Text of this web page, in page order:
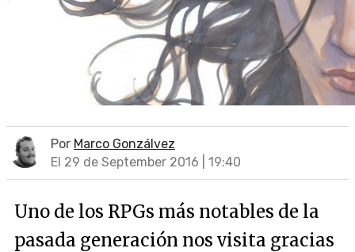
Por Marco Gonzálvez
El 29 de September 2016 | 19:40
Uno de los RPGs más notables de la
pasada generación nos visita gracias